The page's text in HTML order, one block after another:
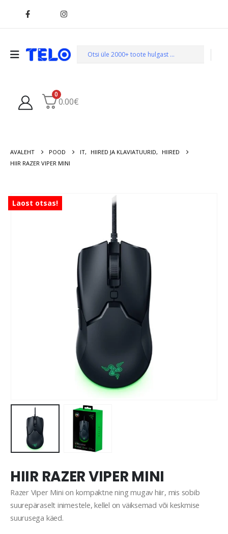
0
0.00€
AVALEHT POOD IT, HIIRED JA KLAVIATUURID,
HIIRED
HIIR RAZER VIPER MINI
Laost otsas!
HIIR RAZER VIPER MINI
Razer Viper Mini on kompaktne ning mugav hiir, mis sobib
suurepäraselt inimestele, kellel on väiksemad või keskmise
suurusega käed.